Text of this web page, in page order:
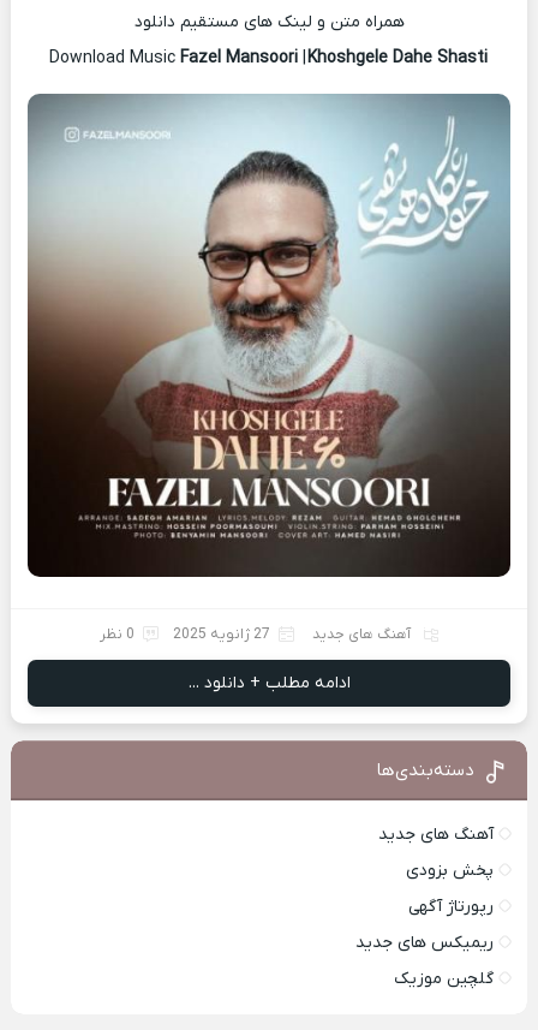
همراه متن و لینک های مستقیم دانلود
Fazel Mansoori |Khoshgele Dahe Shasti
آهنگ های جدید 27 ژانویه 2025 0 نظر
ادامه مطلب + دانلود ...
دسته‌بندی‌ها
آهنگ های جدید
پخش بزودی
رپورتاژ آگهی
ریمیکس های جدید
گلچین موزیک